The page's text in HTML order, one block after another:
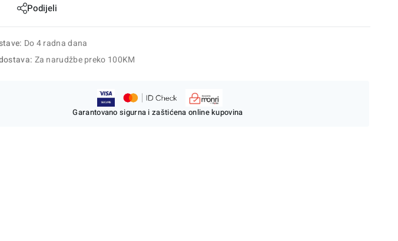
Podijeli
Do 4 radna dana
Za narudžbe preko 100KM
Garantovano sigurna i zaštićena online kupovina